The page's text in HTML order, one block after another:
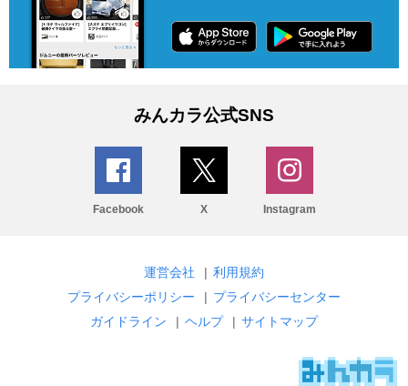
みんカラ公式SNS
Facebook X Instagram
運営会社 | 利用規約
プライバシーポリシー
| プライバシーセンター
ガイドライン
| ヘルプ | サイトマップ